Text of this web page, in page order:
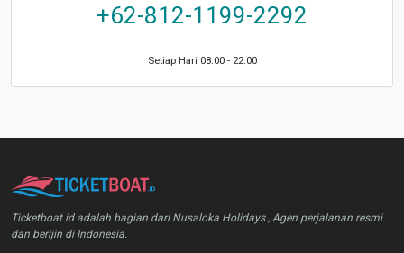
+62-812-1199-2292
Setiap Hari 08.00 - 22.00
Ticketboat.id adalah bagian dari Nusaloka Holidays., Agen perjalanan resmi
dan berijin di Indonesia.